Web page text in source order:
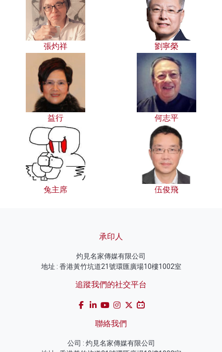
張灼祥 劉寧榮
益行 何志平
兔主席 伍俊飛
承印人
灼見名家傳媒有限公司
地址 : 香港黃竹坑道21號環匯廣場10樓1002室
追蹤我們的社交平台
聯絡我們
公司 : 灼見名家傳媒有限公司